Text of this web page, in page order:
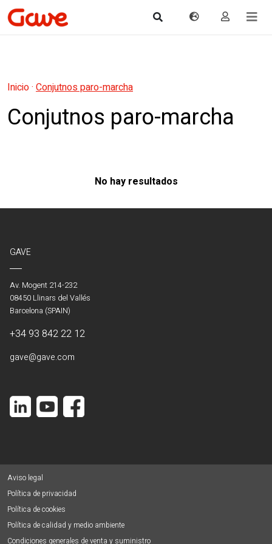
Inicio· Conjutnos paro-marcha
Conjutnos paro-marcha
No hay resultados
GAVE
Av. Mogent 214-232
08450 Llinars del Vallés
Barcelona (SPAIN)
+34 93 842 22 12
gave@gave.com
Aviso legal
Política de privacidad
Política de cookies
Política de calidad y medio ambiente
Condiciones generales de venta y suministro